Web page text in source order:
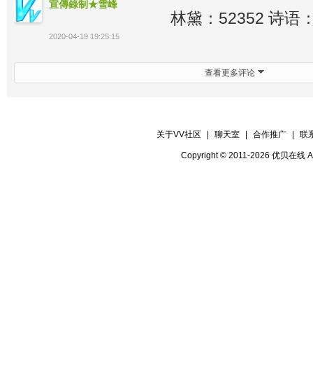
宣傳錄制★雪峰
林黛：52352 诗语
2020-04-19 19:25:15
查看更多评论
关于VV社区 聊天室 合作推广 联
Copyright © 2011-2026 优贝在线